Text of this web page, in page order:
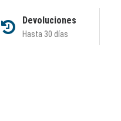
Devoluciones
Hasta 30 días